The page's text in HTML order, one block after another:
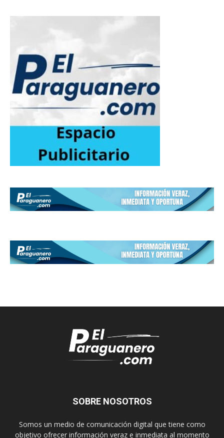
SOBRE NOSOTROS
Somos un medio de comunicación digital que tiene como
objetivo ofrecer información veraz e inmediata al momento